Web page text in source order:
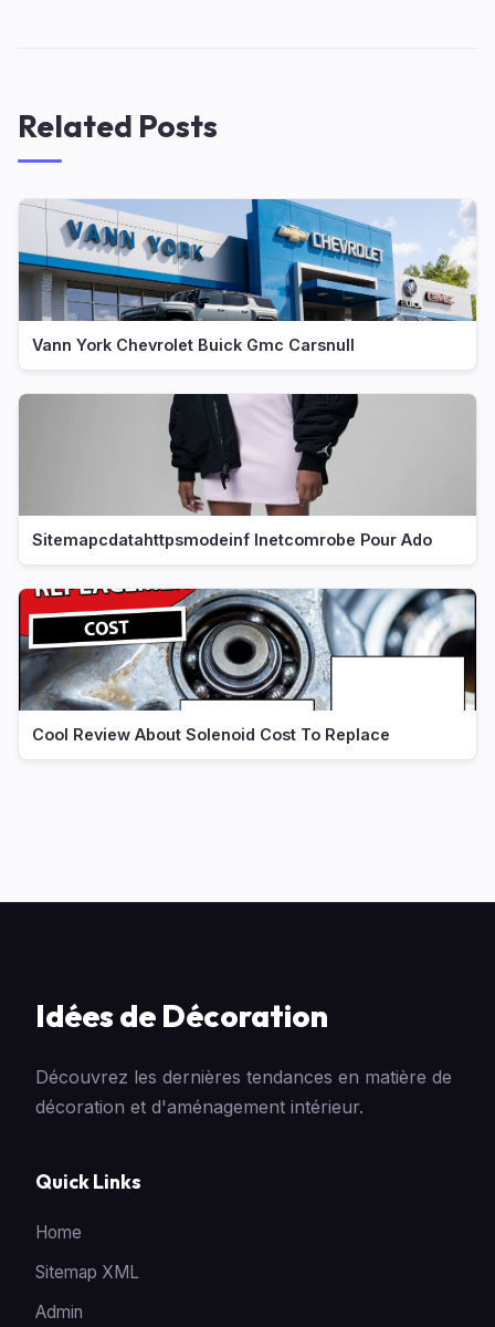
Related Posts
Vann York Chevrolet Buick Gmc Carsnull
Sitemapcdatahttpsmodeinf Inetcomrobe Pour Ado
Cool Review About Solenoid Cost To Replace
Idées de Décoration
Découvrez les dernières tendances en matière de
décoration et d'aménagement intérieur.
Quick Links
Home
Sitemap XML
Admin